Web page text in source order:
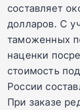
составляет
долларов. С
таможенных
наценки
стоимость
России
При заказе